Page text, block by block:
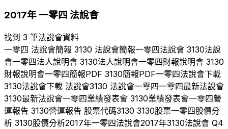
2017年一零四 法說會
找到 3 筆法說會資料
一零四 法說會簡報 3130 法說會簡報一零四法說會 3130法說
會一零四法人說明會 3130法人說明會一零四財報說明會 3130
財報說明會一零四簡報PDF 3130簡報PDF一零四法說會下載
3130法說會下載 法說會3130 法說會一零四一零四最新法說會
3130最新法說會一零四業績發表會 3130業績發表會一零四營
運報告 3130營運報告 股票代碼3130 3130股票一零四股價分
析 3130股價分析2017年一零四法說會2017年3130法說會 Q4